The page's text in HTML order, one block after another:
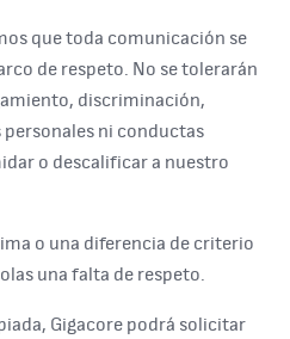
que toda comunicación se
de respeto. No se tolerarán
discriminación,
personales ni conductas
o descalificar a nuestro
o una diferencia de criterio
una falta de respeto.
Gigacore podrá solicitar